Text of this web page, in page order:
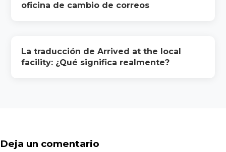
oficina de cambio de correos
La traducción de Arrived at the local
facility: ¿Qué significa realmente?
Deja un comentario